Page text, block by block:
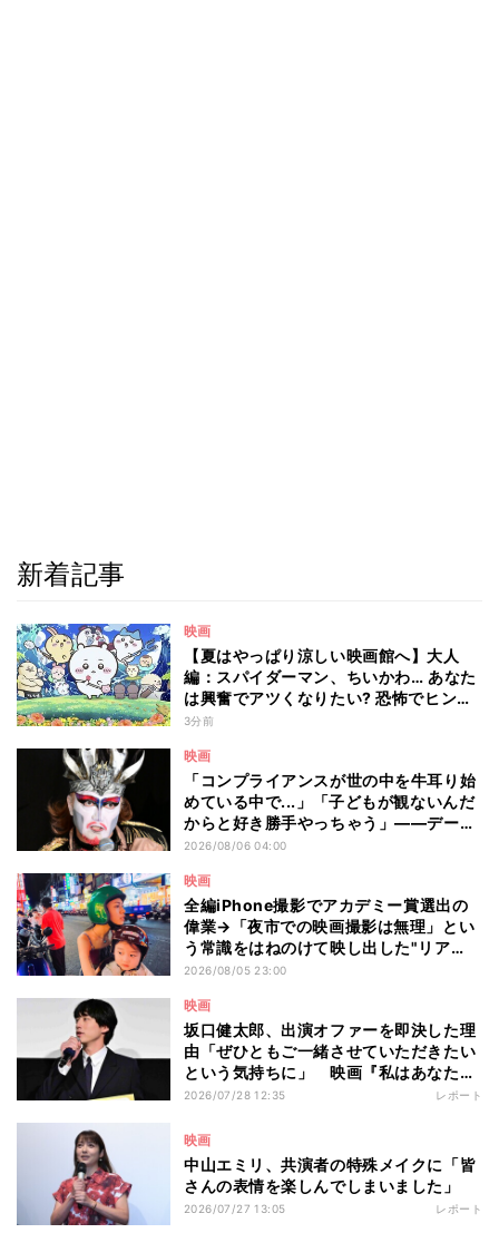
新着記事
映画
【夏はやっぱり涼しい映画館へ】大人
編：スパイダーマン、ちいかわ… あなた
は興奮でアツくなりたい? 恐怖でヒンヤ
リしたい? - 編集部が注目する最新映画5
3分前
映画
「コンプライアンスが世の中を牛耳り始
めている中で...」「子どもが観ないんだ
からと好き勝手やっちゃう」――デーモ
ン閣下が語る映画『レディ・オア・ノッ
2026/08/06 04:00
映画
全編iPhone撮影でアカデミー賞選出の
偉業→「夜市での映画撮影は無理」とい
う常識をはねのけて映し出した"リア
ル"とは――ツォウ監督が語る映画『左
2026/08/05 23:00
映画
坂口健太郎、出演オファーを即決した理
由「ぜひともご一緒させていただきたい
という気持ちに」 映画『私はあなたを
知らない、』完成披露舞台挨拶
2026/07/28 12:35 レポート
映画
中山エミリ、共演者の特殊メイクに「皆
さんの表情を楽しんでしまいました」
2026/07/27 13:05 レポート